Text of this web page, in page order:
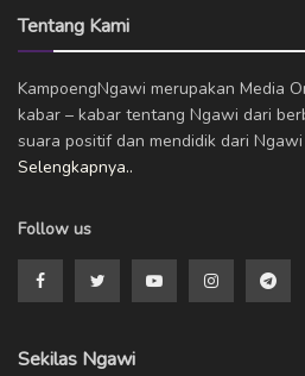
Tentang Kami
KampoengNgawi merupakan Media
kabar – kabar tentang Ngawi dari
suara positif dan mendidik dari
Selengkapnya..
Follow us
Sekilas Ngawi